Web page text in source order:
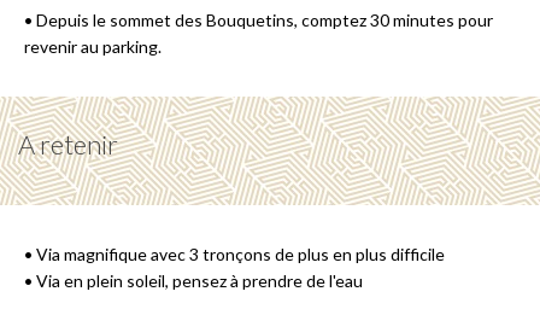
• Depuis le sommet des Bouquetins, comptez 30 minutes pour
revenir au parking.
A retenir
• Via magnifique avec 3 tronçons de plus en plus difficile
• Via en plein soleil, pensez à prendre de l'eau